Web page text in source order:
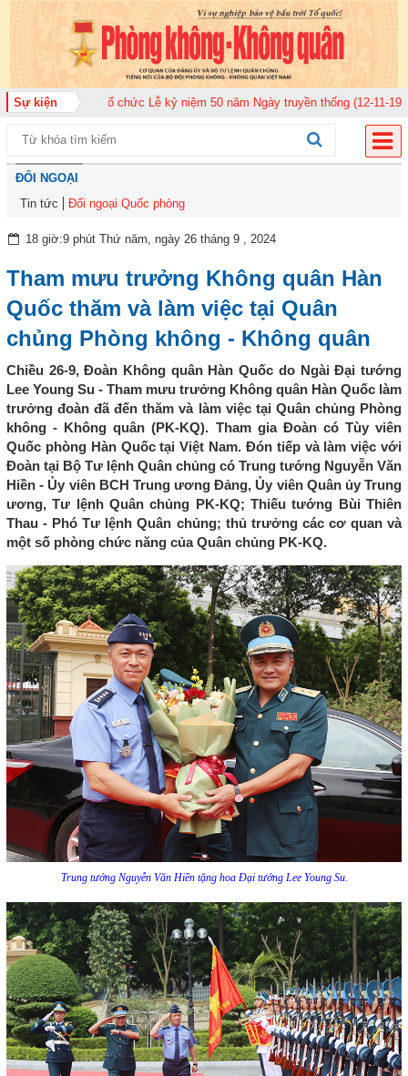
Sự kiện
920 tổ chức Lễ kỷ niệm 50 năm Ngày truyền thống (12-11-1975/12-11-
ĐỐI NGOẠI
Tin tức
Đối ngoại Quốc phòng
18 giờ:9 phút Thứ năm, ngày 26 tháng 9 , 2024
Tham mưu trưởng Không quân Hàn
Quốc thăm và làm việc tại Quân
chủng Phòng không - Không quân
Chiều 26-9, Đoàn Không quân Hàn Quốc do Ngài Đại tướng
Lee Young Su - Tham mưu trưởng Không quân Hàn Quốc làm
trưởng đoàn đã đến thăm và làm việc tại Quân chủng Phòng
không - Không quân (PK-KQ). Tham gia Đoàn có Tùy viên
Quốc phòng Hàn Quốc tại Việt Nam. Đón tiếp và làm việc với
Đoàn tại Bộ Tư lệnh Quân chủng có Trung tướng Nguyễn Văn
Hiền - Ủy viên BCH Trung ương Đảng, Ủy viên Quân ủy Trung
ương, Tư lệnh Quân chủng PK-KQ; Thiếu tướng Bùi Thiên
Thau - Phó Tư lệnh Quân chủng; thủ trưởng các cơ quan và
một số phòng chức năng của Quân chủng PK-KQ.
Trung tướng Nguyễn Văn Hiền tặng hoa Đại tướng Lee Young Su.